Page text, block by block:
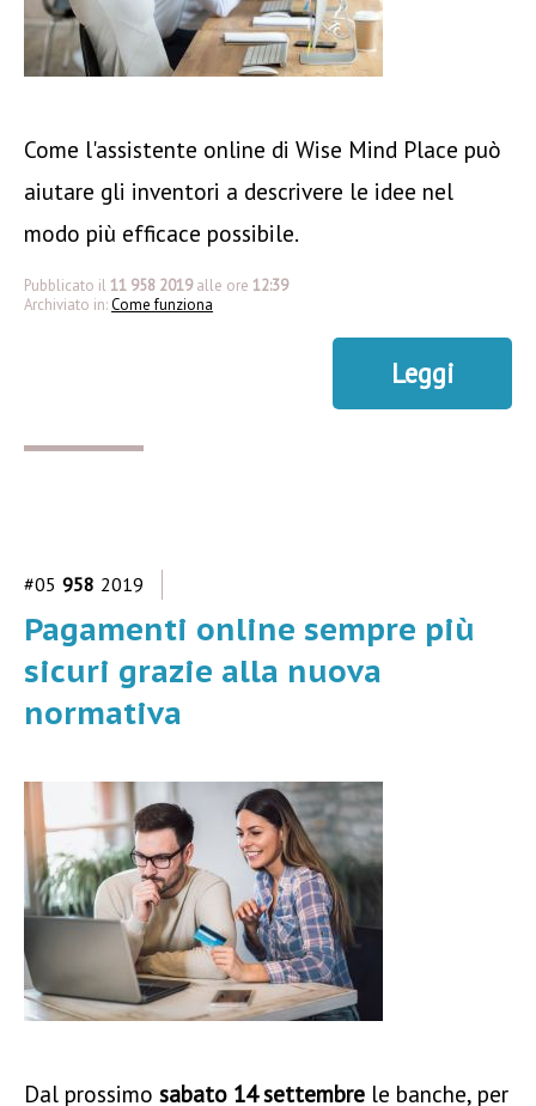
Come l'assistente online di Wise Mind Place può
aiutare gli inventori a descrivere le idee nel
modo più efficace possibile.
Pubblicato il 11 958 2019 alle ore 12:39
Archiviato in:Come funziona
Leggi
#05 958 2019
Pagamenti online sempre più
sicuri grazie alla nuova
normativa
Dal prossimosabato 14 settembre le banche, per